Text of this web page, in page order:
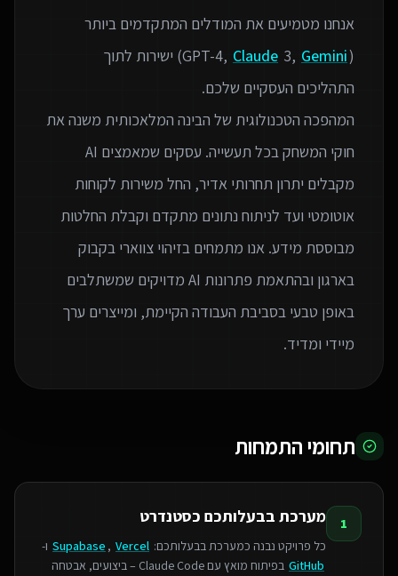
אנחנו מטמיעים את המודלים המתקדמים ביותר
(GPT-4,
Claude 3, Gemini
) ישירות לתוך
המהפכה הטכנולוגית של הבינה המלאכותית משנה את
חוקי המשחק בכל תעשייה. עסקים שמאמצים AI
מקבלים יתרון תחרותי אדיר, החל משירות לקוחות
אוטומטי ועד לניתוח נתונים מתקדם וקבלת החלטות
מבוססת מידע. אנו מתמחים בזיהוי צווארי בקבוק
בארגון ובהתאמת פתרונות AI מדויקים שמשתלבים
באופן טבעי בסביבת העבודה הקיימת, ומייצרים ערך
מיידי ומדיד.
תחומי התמחות
1 מערכת בבעלותכם כסטנדרט
כל פרויקט נבנה כמערכת בבעלותכם: Supabase , Vercel
ו-
GitHub
בפיתוח מואץ עם Claude Code – ביצועים, אבטחה